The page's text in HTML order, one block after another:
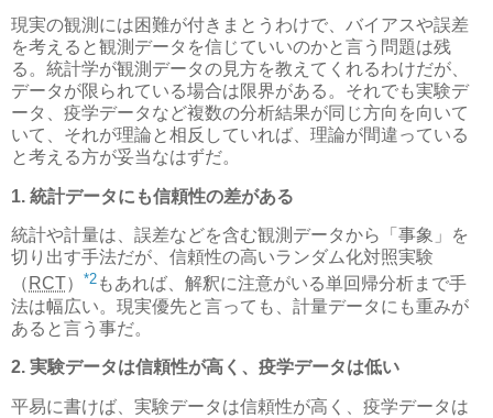
現実の観測には困難が付きまとうわけで、バイアスや誤差
を考えると観測データを信じていいのかと言う問題は残
る。統計学が観測データの見方を教えてくれるわけだが、
データが限られている場合は限界がある。それでも実験デ
ータ、疫学データなど複数の分析結果が同じ方向を向いて
いて、それが理論と相反していれば、理論が間違っている
と考える方が妥当なはずだ。
1. 統計データにも信頼性の差がある
統計や計量は、誤差などを含む観測データから「事象」を
切り出す手法だが、信頼性の高いランダム化対照実験
（ RCT） *2 もあれば、解釈に注意がいる単回帰分析まで手
法は幅広い。現実優先と言っても、計量データにも重みが
あると言う事だ。
2. 実験データは信頼性が高く、疫学データは低い
平易に書けば、実験データは信頼性が高く、疫学データは